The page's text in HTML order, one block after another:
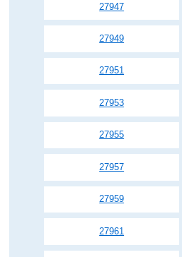
27947
27949
27951
27953
27955
27957
27959
27961